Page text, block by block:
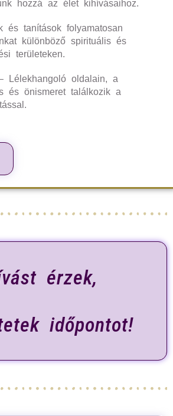
hozzá az élet kihívásaihoz.
és tanítások folyamatosan
különböző spirituális és
területeken.
Lélekhangoló oldalain, a
és önismeret találkozik a
érzek,
időpontot!